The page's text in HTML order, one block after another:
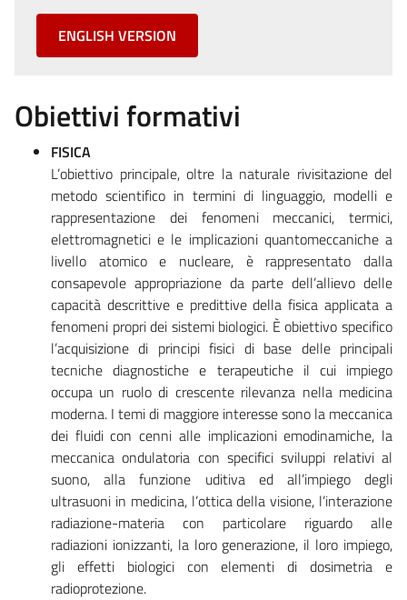
ENGLISH VERSION
Obiettivi formativi
FISICA
L’obiettivo principale, oltre la naturale rivisitazione del
metodo scientifico in termini di linguaggio, modelli e
rappresentazione dei fenomeni meccanici, termici,
elettromagnetici e le implicazioni quantomeccaniche a
livello atomico e nucleare, è rappresentato dalla
consapevole appropriazione da parte dell’allievo delle
capacità descrittive e predittive della fisica applicata a
fenomeni propri dei sistemi biologici. È obiettivo specifico
l’acquisizione di principi fisici di base delle principali
tecniche diagnostiche e terapeutiche il cui impiego
occupa un ruolo di crescente rilevanza nella medicina
moderna. I temi di maggiore interesse sono la meccanica
dei fluidi con cenni alle implicazioni emodinamiche, la
meccanica ondulatoria con specifici sviluppi relativi al
suono, alla funzione uditiva ed all’impiego degli
ultrasuoni in medicina, l’ottica della visione, l’interazione
radiazione-materia con particolare riguardo alle
radiazioni ionizzanti, la loro generazione, il loro impiego,
gli effetti biologici con elementi di dosimetria e
radioprotezione.